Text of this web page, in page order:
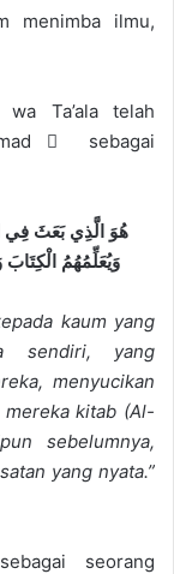
menimba ilmu,
Ta’ala telah
 sebagai
هُوَ الَّذِي بَعَثَ فِي
وَيُعَلِّمُهُمُ
kaum yang
sendiri, yang
menyucikan
mereka kitab (Al-
sebelumnya,
yang nyata.”
seorang